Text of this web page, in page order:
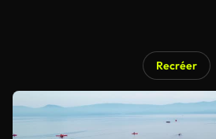
Recréer